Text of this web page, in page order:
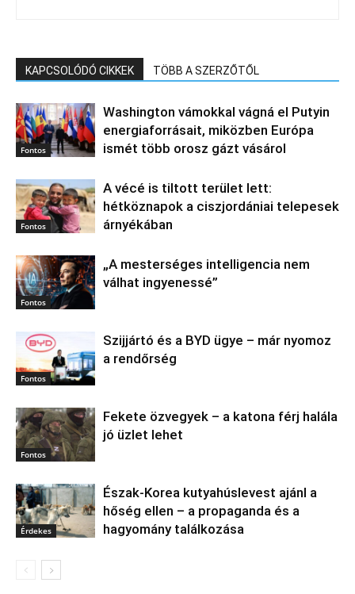
KAPCSOLÓDÓ CIKKEK TÖBB A SZERZŐTŐL
Fontos
Washington vámokkal vágná el Putyin
energiaforrásait, miközben Európa
ismét több orosz gázt vásárol
Fontos
A vécé is tiltott terület lett:
hétköznapok a ciszjordániai telepesek
árnyékában
Fontos
„A mesterséges intelligencia nem
válhat ingyenessé”
Fontos
Szijjártó és a BYD ügye – már nyomoz
a rendőrség
Fontos
Fekete özvegyek – a katona férj halála
jó üzlet lehet
Érdekes
Észak‑Korea kutyahúslevest ajánl a
hőség ellen – a propaganda és a
hagyomány találkozása